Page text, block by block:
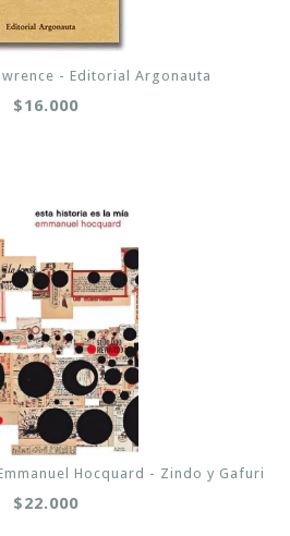
- Editorial Argonauta
$16.000
Hocquard - Zindo y Gafuri
$22.000